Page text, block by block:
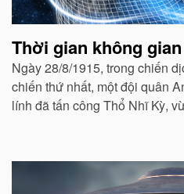
Thời gian không
Ngày 28/8/1915, trong chiến
chiến thứ nhất, một đội quân
lính đã tấn công Thổ Nhĩ Kỳ,